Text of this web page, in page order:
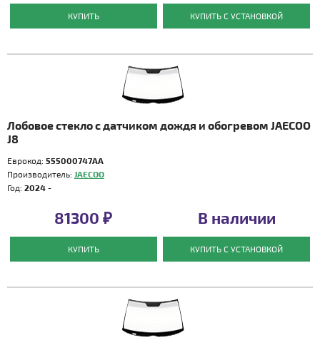
КУПИТЬ КУПИТЬ С УСТАНОВКОЙ
Лобовое стекло с датчиком дождя и обогревом JAECOO
J8
Еврокод: 555000747AA
Производитель: JAECOO
Год: 2024 -
81300 ₽
КУПИТЬ
В наличии
КУПИТЬ С УСТАНОВКОЙ